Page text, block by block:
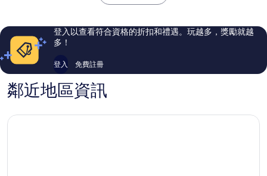
評
論
登入以查看符合資格的折扣和禮遇。玩越多，獎勵就越
多！
登入 免費註冊
鄰近地區資訊